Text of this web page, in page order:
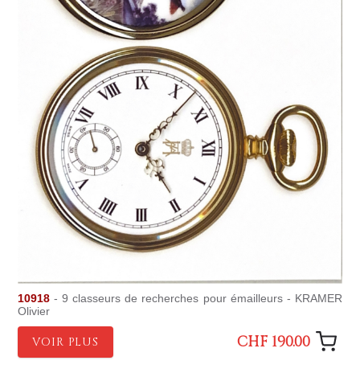
10918 - 9 classeurs de recherches pour émailleurs - KRAMER
Olivier
VOIR PLUS CHF 190.00